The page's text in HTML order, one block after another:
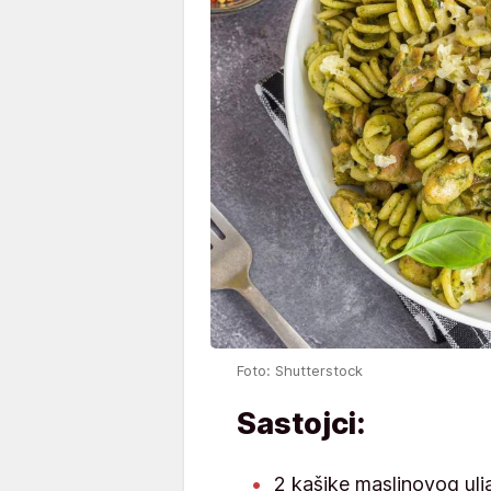
Foto: Shutterstock
Sastojci:
2 kašike maslinovog